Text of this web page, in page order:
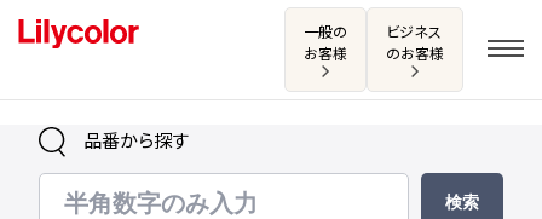
一般の
お客様
ビジネス
のお客様
ログイン・新規会員登録
品番から探す